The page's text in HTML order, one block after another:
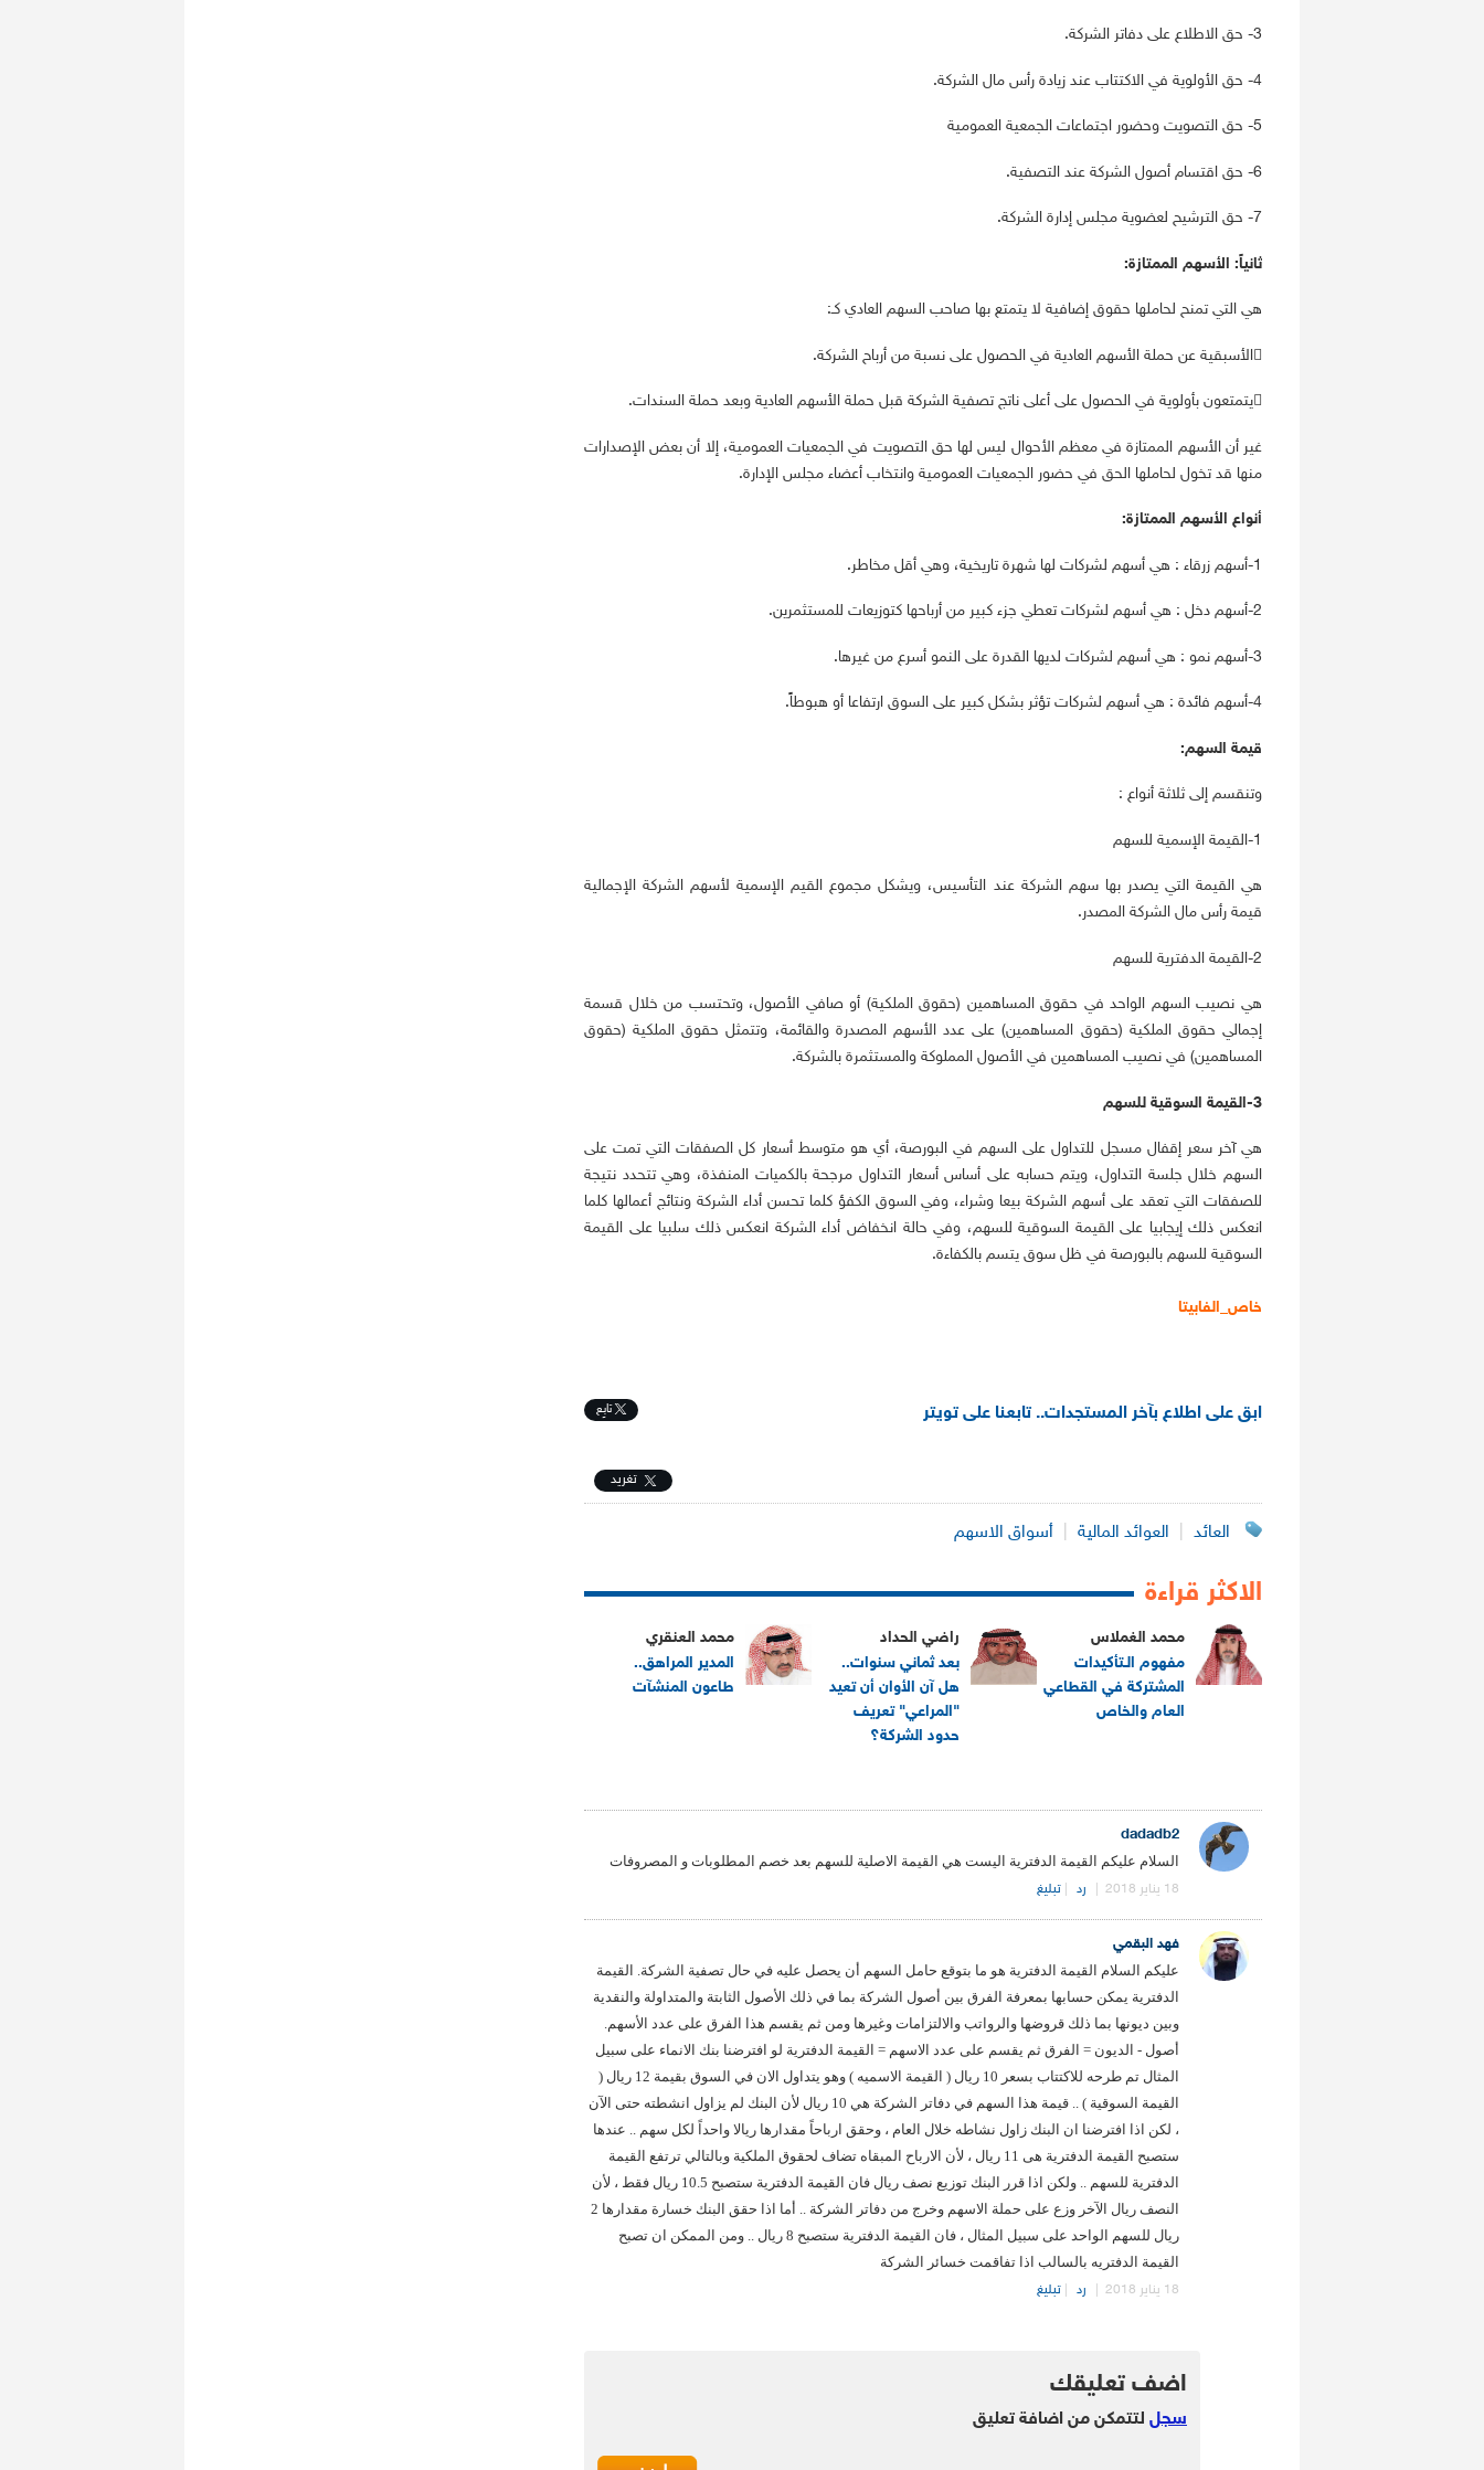
3- حق الاطلاع على دفاتر الشركة.
4- حق الأولوية في الاكتتاب عند زيادة رأس مال الشركة.
5- حق التصويت وحضور اجتماعات الجمعية العمومية
6- حق اقتسام أصول الشركة عند التصفية.
7- حق الترشيح لعضوية مجلس إدارة الشركة.
ثانياً: الأسهم الممتازة:
هي التي تمنح لحاملها حقوق إضافية لا يتمتع بها صاحب السهم العادي كـ:
الأسبقية عن حملة الأسهم العادية في الحصول على نسبة من أرباح الشركة.
يتمتعون بأولوية في الحصول على أعلى ناتج تصفية الشركة قبل حملة الأسهم العادية وبعد حملة السندات.
غير أن الأسهم الممتازة في معظم الأحوال ليس لها حق التصويت في الجمعيات العمومية، إلا أن بعض الإصدارات
منها قد تخول لحاملها الحق في حضور الجمعيات العمومية وانتخاب أعضاء مجلس الإدارة.
أنواع الأسهم الممتازة:
1-أسهم زرقاء : هي أسهم لشركات لها شهرة تاريخية، وهي أقل مخاطر.
2-أسهم دخل : هي أسهم لشركات تعطي جزء كبير من أرباحها كتوزيعات للمستثمرين.
3-أسهم نمو : هي أسهم لشركات لديها القدرة على النمو أسرع من غيرها.
4-أسهم فائدة : هي أسهم لشركات تؤثر بشكل كبير على السوق ارتفاعا أو هبوطاً.
قيمة السهم:
وتنقسم إلى ثلاثة أنواع :
1-القيمة الإسمية للسهم
هي القيمة التي يصدر بها سهم الشركة عند التأسيس، ويشكل مجموع القيم الإسمية لأسهم الشركة الإجمالية
قيمة رأس مال الشركة المصدر.
2-القيمة الدفترية للسهم
هي نصيب السهم الواحد في حقوق المساهمين (حقوق الملكية) أو صافي الأصول، وتحتسب من خلال قسمة
إجمالي حقوق الملكية (حقوق المساهمين) على عدد الأسهم المصدرة والقائمة، وتتمثل حقوق الملكية (حقوق
المساهمين) في نصيب المساهمين في الأصول المملوكة والمستثمرة بالشركة.
3-القيمة السوقية للسهم
هي آخر سعر إقفال مسجل للتداول على السهم في البورصة، أي هو متوسط أسعار كل الصفقات التي تمت على
السهم خلال جلسة التداول، ويتم حسابه على أساس أسعار التداول مرجحة بالكميات المنفذة، وهي تتحدد نتيجة
للصفقات التي تعقد على أسهم الشركة بيعا وشراء، وفي السوق الكفؤ كلما تحسن أداء الشركة ونتائج أعمالها كلما
انعكس ذلك إيجابيا على القيمة السوقية للسهم، وفي حالة انخفاض أداء الشركة انعكس ذلك سلبيا على القيمة
السوقية للسهم بالبورصة في ظل سوق يتسم بالكفاءة.
خاص_الفابيتا
ابق على اطلاع بآخر المستجدات.. تابعنا على تويتر تابِع
تغريد
العائد العوائد المالية أسواق الاسهم
الاكثر قراءة
محمد الغملاس
مفهوم الـتأكيدات
المشتركة في القطاعي
العام والخاص
راضي الحداد
بعد ثماني سنوات..
هل آن الأوان أن تعيد
"المراعي" تعريف
حدود الشركة؟
محمد العنقري
المدير المراهق..
طاعون المنشآت
dadadb2
السلام عليكم القيمة الدفترية اليست هي القيمة الاصلية للسهم بعد خصم المطلوبات و المصروفات
18 يناير 2018 رد تبليغ
فهد البقمي
عليكم السلام القيمة الدفترية هو ما بتوقع حامل السهم أن يحصل عليه في حال تصفية الشركة. القيمة
الدفترية يمكن حسابها بمعرفة الفرق بين أصول الشركة بما في ذلك الأصول الثابتة والمتداولة والنقدية
وبين ديونها بما ذلك قروضها والرواتب والالتزامات وغيرها ومن ثم يقسم هذا الفرق على عدد الأسهم.
أصول - الديون = الفرق ثم يقسم على عدد الاسهم = القيمة الدفترية لو افترضنا بنك الانماء على سبيل
المثال تم طرحه للاكتتاب بسعر 10 ريال ( القيمة الاسميه ) وهو يتداول الان في السوق بقيمة 12 ريال (
القيمة السوقية ) .. قيمة هذا السهم في دفاتر الشركة هي 10 ريال لأن البنك لم يزاول انشطته حتى الآن
، لكن اذا افترضنا ان البنك زاول نشاطه خلال العام ، وحقق ارباحاً مقدارها ريالا واحداً لكل سهم .. عندها
ستصبح القيمة الدفترية هى 11 ريال ، لأن الارباح المبقاه تضاف لحقوق الملكية وبالتالي ترتفع القيمة
الدفترية للسهم .. ولكن اذا قرر البنك توزيع نصف ريال فان القيمة الدفترية ستصبح 10.5 ريال فقط ، لأن
النصف ريال الآخر وزع على حملة الاسهم وخرج من دفاتر الشركة .. أما اذا حقق البنك خسارة مقدارها 2
ريال للسهم الواحد على سبيل المثال ، فان القيمة الدفترية ستصبح 8 ريال .. ومن الممكن ان تصبح
القيمة الدفتريه بالسالب اذا تفاقمت خسائر الشركة
18 يناير 2018 رد تبليغ
اضف تعليقك
سجل لتتمكن من اضافة تعليق